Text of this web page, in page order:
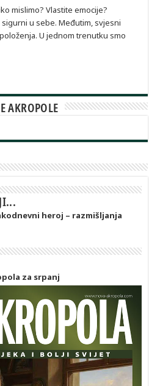
mislimo? Vlastite emocije?
u sebe. Međutim, svjesni
U jednom trenutku smo
AKROPOLE
heroj – razmišljanja
za srpanj